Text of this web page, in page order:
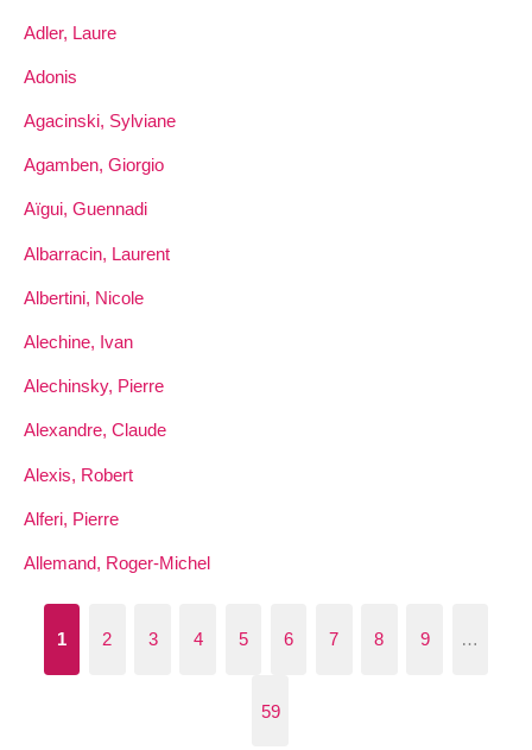
Adler, Laure
Adonis
Agacinski, Sylviane
Agamben, Giorgio
Aïgui, Guennadi
Albarracin, Laurent
Albertini, Nicole
Alechine, Ivan
Alechinsky, Pierre
Alexandre, Claude
Alexis, Robert
Alferi, Pierre
Allemand, Roger-Michel
1 2 3 4 5 6 7 8 9 …
59